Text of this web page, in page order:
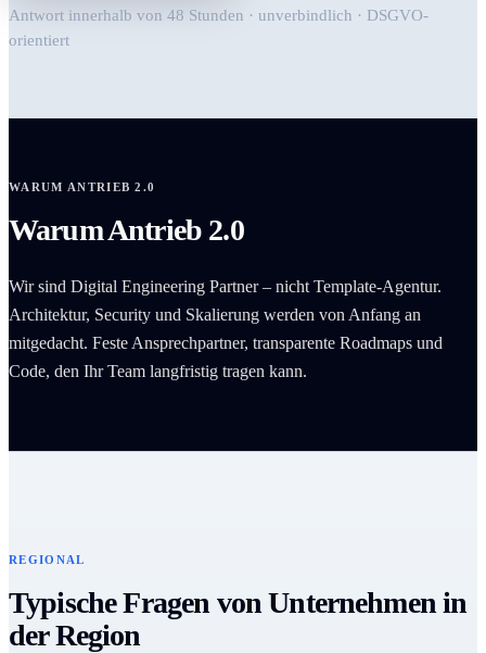
Antwort innerhalb von 48 Stunden · unverbindlich · DSGVO-
orientiert
WARUM ANTRIEB 2.0
Warum Antrieb 2.0
Wir sind Digital Engineering Partner – nicht Template-Agentur.
Architektur, Security und Skalierung werden von Anfang an
mitgedacht. Feste Ansprechpartner, transparente Roadmaps und
Code, den Ihr Team langfristig tragen kann.
REGIONAL
Typische Fragen von Unternehmen in
der Region